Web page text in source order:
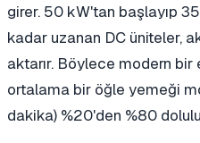
girer. 50 kW'tan başlayıp
kadar uzanan DC üniteler,
aktarır. Böylece modern bir
ortalama bir öğle yemeği
dakika) %20'den %80